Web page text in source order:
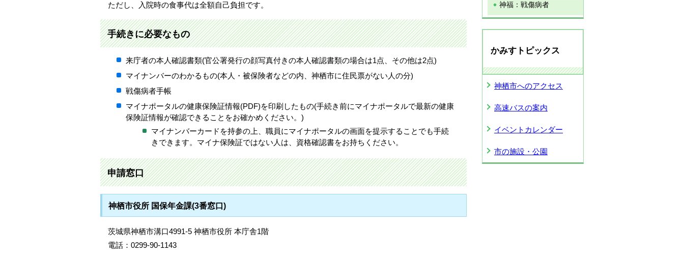
ただし、入院時の食事代は全額自己負担です。
手続きに必要なもの
来庁者の本人確認書類(官公署発行の顔写真付きの本人確認書類の場合は1点、その他は2点)
マイナンバーのわかるもの(本人・被保険者などの内、神栖市に住民票がない人の分)
戦傷病者手帳
マイナポータルの健康保険証情報(PDF)を印刷したもの(手続き前にマイナポータルで最新の健康
保険証情報が確認できることをお確かめください。)
マイナンバーカードを持参の上、職員にマイナポータルの画面を提示することでも手続
きできます。マイナ保険証ではない人は、資格確認書をお持ちください。
申請窓口
神栖市役所 国保年金課(3番窓口)
茨城県神栖市溝口4991-5 神栖市役所 本庁舎1階
電話：0299-90-1143
神福：戦傷病者
かみすトピックス
神栖市へのアクセス
高速バスの案内
イベントカレンダー
市の施設・公園